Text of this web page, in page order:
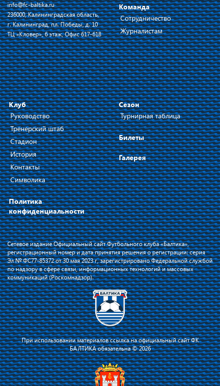
info@fc-baltika.ru
236000, Калининградская область,
г. Калининград, пл. Победы, д. 10
ТЦ «Кловер», 6 этаж, Офис 617-618
Команда
Сотрудничество
Журналистам
Клуб
Руководство
Тренерский штаб
Стадион
История
Контакты
Символика
Политика
конфиденциальности
Сезон
Турнирная таблица
Билеты
Галерея
Сетевое издание Официальный сайт Футбольного клуба «Балтика»,
регистрационный номер и дата принятия решения о регистрации: серия
Эл № ФС77-85372 от 30 мая 2023 г, зарегистрировано Федеральной службой
по надзору в сфере связи, информационных технологий и массовых
коммуникаций (Роскомнадзор).
При использовании материалов ссылка на официальный сайт ФК
БАЛТИКА обязательна © 2026